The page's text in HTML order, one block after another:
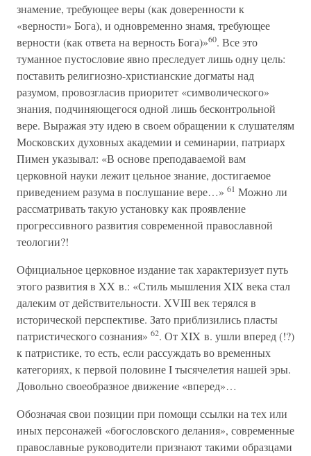
знамение, требующее веры (как доверенности к
«верности» Бога), и одновременно знамя, требующее
верности (как ответа на верность Бога)»60. Все это
туманное пустословие явно преследует лишь одну цель:
поставить религиозно-христианские догматы над
разумом, провозгласив приоритет «символического»
знания, подчиняющегося одной лишь бесконтрольной
вере. Выражая эту идею в своем обращении к слушателям
Московских духовных академии и семинарии, патриарх
Пимен указывал: «В основе преподаваемой вам
церковной науки лежит цельное знание, достигаемое
приведением разума в послушание вере…» 61 Можно ли
рассматривать такую установку как проявление
прогрессивного развития современной православной
теологии?!
Официальное церковное издание так характеризует путь
этого развития в XX в.: «Стиль мышления XIX века стал
далеким от действительности. XVIII век терялся в
исторической перспективе. Зато приблизились пласты
патристического сознания» 62. От XIX в. ушли вперед (!?)
к патристике, то есть, если рассуждать во временных
категориях, к первой половине I тысячелетия нашей эры.
Довольно своеобразное движение «вперед»…
Обозначая свои позиции при помощи ссылки на тех или
иных персонажей «богословского делания», современные
православные руководители признают такими образцами